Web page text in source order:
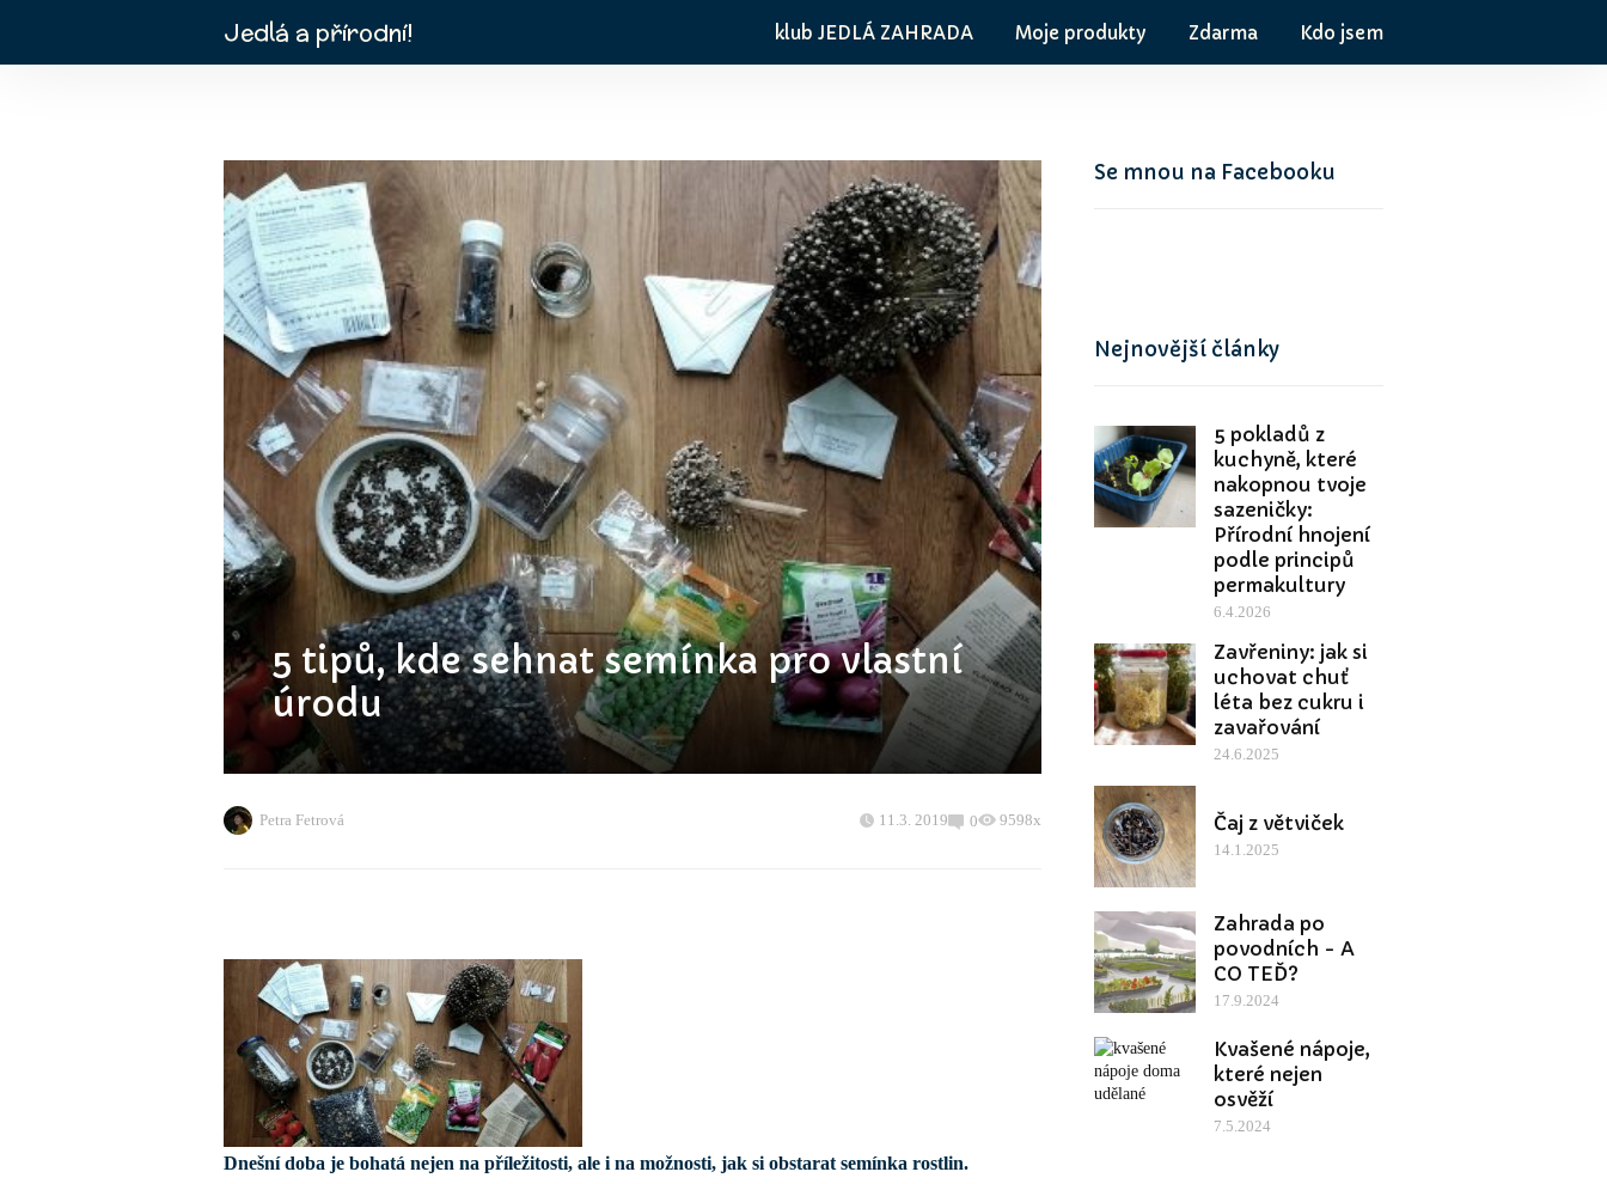
Jedlá a přírodní! klub JEDLÁ ZAHRADA Moje produkty Zdarma Kdo jsem
5 tipů, kde sehnat semínka pro vlastní
úrodu
Petra Fetrová 11.3. 2019 0 9598x
Dnešní doba je bohatá nejen na příležitosti, ale i na možnosti, jak si obstarat semínka rostlin.
Se mnou na Facebooku
Nejnovější články
5 pokladů z
kuchyně, které
nakopnou tvoje
sazeničky:
Přírodní hnojení
podle principů
permakultury
6.4.2026
Zavřeniny: jak si
uchovat chuť
léta bez cukru i
zavařování
24.6.2025
Čaj z větviček
14.1.2025
Zahrada po
povodních - A
CO TEĎ?
17.9.2024
Kvašené nápoje,
které nejen
osvěží
7.5.2024